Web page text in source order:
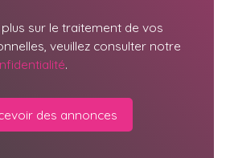
sur le traitement de vos
veuillez consulter notre
.
des annonces